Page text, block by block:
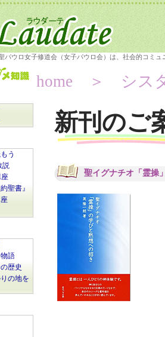
パウロ女子修道会（女子パウロ会）は、社会的コミ
う
説
座
聖書』
語
歴史
の地を
home ＞ シス
新刊のご
聖イグナチオ「霊操